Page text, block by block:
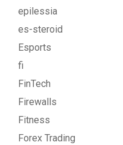
epilessia
es-steroid
Esports
fi
FinTech
Firewalls
Fitness
Forex Trading